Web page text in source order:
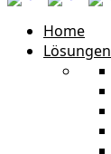
Home
Lösungen